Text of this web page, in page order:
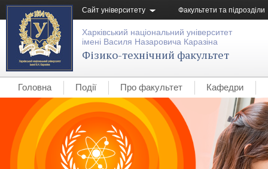
Сайт університету Факультети та підрозділи
Харківський національний університет
імені Василя Назаровича Каразіна
Фізико-технічний факультет
Головна Події Про факультет Кафедри